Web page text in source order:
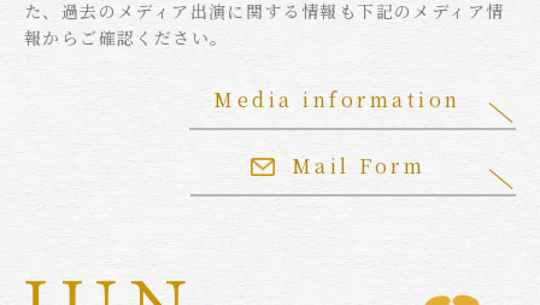
た、過去のメディア出演に関する情報も下記のメディア情
報からご確認ください。
Mail Form
Media information